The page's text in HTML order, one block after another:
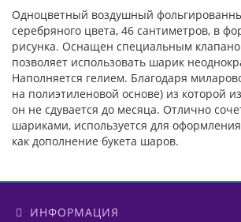
Одноцветный воздушный
серебряного цвета, 46 сантиметров, в
рисунка. Оснащен специальным
позволяет использовать шарик
Наполняется гелием. Благодаря
на полиэтиленовой основе) из которой
он не сдувается до месяца. Отлично
шариками, используется для
как дополнение букета шаров.
ИНФОРМАЦИЯ